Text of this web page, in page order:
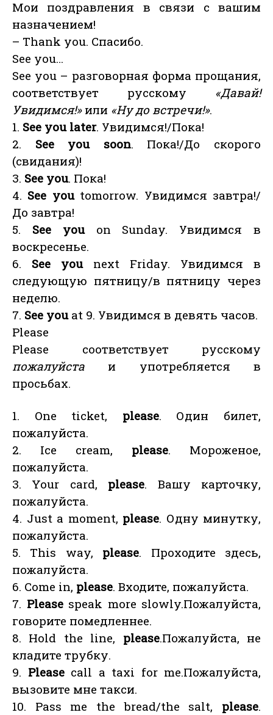
Мои поздравления в связи с вашим
назначением!
– Thank you. Спасибо.
See you…
See you – разговорная форма прощания,
соответствует русскому «Давай!
Увидимся!» или «Ну до встречи!».
1. See you later. Увидимся!/Пока!
2. See you soon. Пока!/До скорого
(свидания)!
3. See you. Пока!
4. See you tomorrow. Увидимся завтра!/
До завтра!
5. See you on Sunday. Увидимся в
воскресенье.
6. See you next Friday. Увидимся в
следующую пятницу/в пятницу через
неделю.
7. See you at 9. Увидимся в девять часов.
Please
Please соответствует русскому
пожалуйста и употребляется в
просьбах.
1. One ticket, please. Один билет,
пожалуйста.
2. Ice cream, please. Мороженое,
пожалуйста.
3. Your card, please. Вашу карточку,
пожалуйста.
4. Just a moment, please. Одну минутку,
пожалуйста.
5. This way, please. Проходите здесь,
пожалуйста.
6. Come in, please. Входите, пожалуйста.
7. Please speak more slowly.Пожалуйста,
говорите помедленнее.
8. Hold the line, please.Пожалуйста, не
кладите трубку.
9. Please call a taxi for me.Пожалуйста,
вызовите мне такси.
10. Pass me the bread/the salt, please.